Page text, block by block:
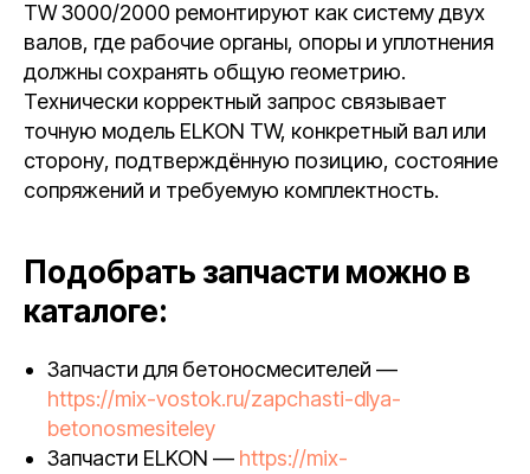
TW 3000/2000 ремонтируют как систему двух
валов, где рабочие органы, опоры и уплотнения
должны сохранять общую геометрию.
Технически корректный запрос связывает
точную модель ELKON TW, конкретный вал или
сторону, подтверждённую позицию, состояние
сопряжений и требуемую комплектность.
Подобрать запчасти можно в
каталоге:
Запчасти для бетоносмесителей —
https://mix-vostok.ru/zapchasti-dlya-
betonosmesiteley
Запчасти ELKON — https://mix-